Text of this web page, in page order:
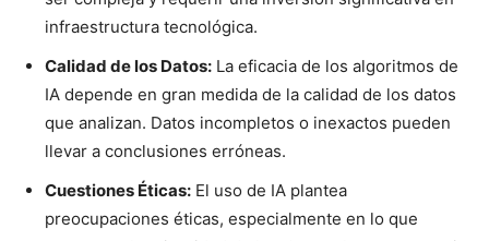
infraestructura tecnológica.
Calidad de los Datos: La eficacia de los algoritmos de
IA depende en gran medida de la calidad de los datos
que analizan. Datos incompletos o inexactos pueden
llevar a conclusiones erróneas.
Cuestiones Éticas: El uso de IA plantea
preocupaciones éticas, especialmente en lo que